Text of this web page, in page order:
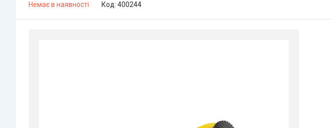
Немає в наявності Код: 400244